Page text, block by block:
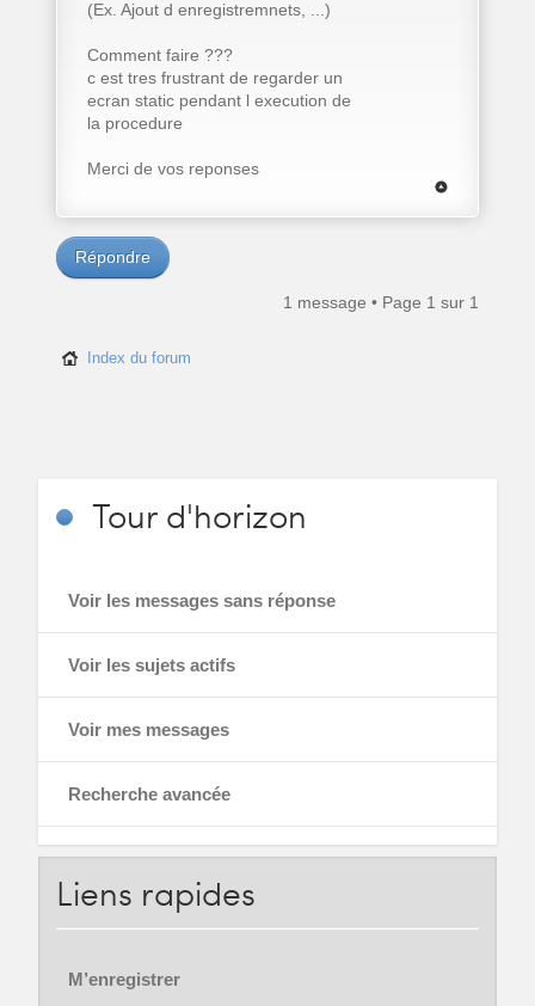
(Ex. Ajout d enregistremnets, ...)
Comment faire ???
c est tres frustrant de regarder un
ecran static pendant l execution de
la procedure
Merci de vos reponses
Répondre
1 message • Page 1 sur 1
Index du forum
Tourd'horizon
Voir les messages sans réponse
Voir les sujets actifs
Voir mes messages
Recherche avancée
Liens rapides
M’enregistrer